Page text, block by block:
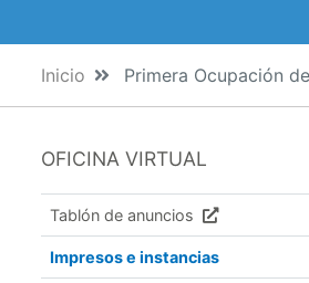
Inicio Primera Ocupación
OFICINA VIRTUAL
Tablón de anuncios
Impresos e instancias